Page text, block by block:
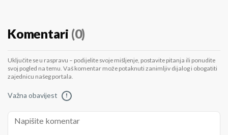
Komentari (0)
Uključite se u raspravu – podijelite svoje mišljenje, postavite pitanja ili ponudite
svoj pogled na temu. Vaš komentar može potaknuti zanimljiv dijalog i obogatiti
zajednicu našeg portala.
Važna obavijest !